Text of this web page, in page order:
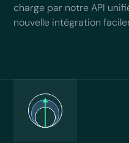
charge par notre API
nouvelle intégration